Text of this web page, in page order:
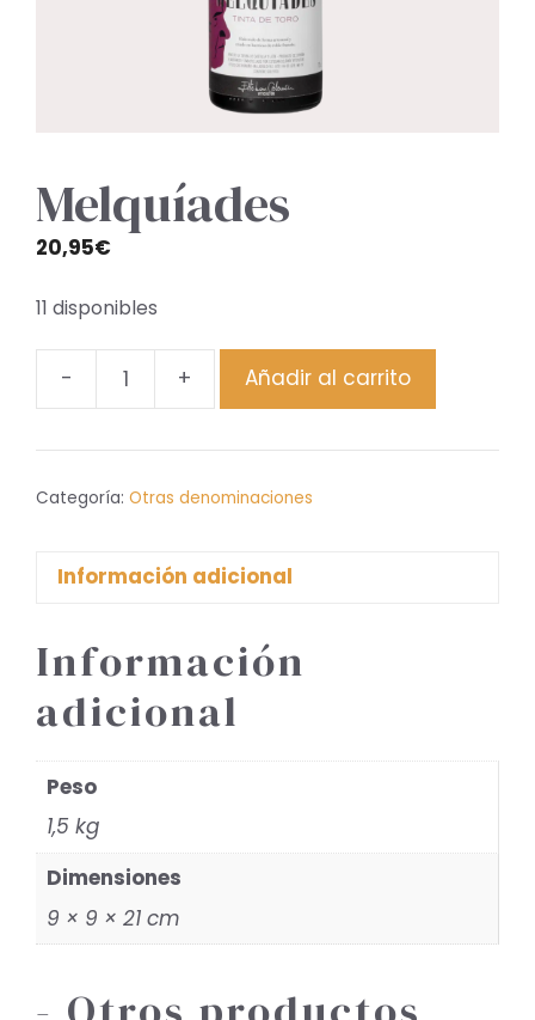
Melquíades
20,95€
11 disponibles
-
Melquíades
+ Añadir al carrito
Categoría: Otras denominaciones
Información adicional
Información
adicional
Peso
1,5 kg
Dimensiones
9 × 9 × 21 cm